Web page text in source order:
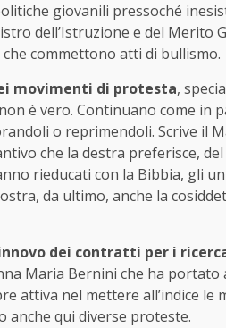
giovanili pressoché
dell’Istruzione e del Merito
che commettono atti di bullismo.
movimenti di protesta,
è vero. Continuano come in
o reprimendoli. Scrive il
che la destra preferisce,
rieducati con la Bibbia, gli
da ultimo, anche la
dei contratti per i
Maria Bernini che ha
attiva nel mettere all’indice le
anche qui diverse proteste.